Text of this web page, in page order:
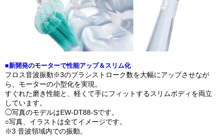
■新開発のモーターで性能アップ＆スリム化
フロス音波振動※3のブラシストローク数を大幅にアップさせなが
ら、モーターの小型化を実現。
すぐれた磨き性能と、軽くて手にフィットするスリムボディを両立
しています。
◯写真のモデルはEW-DT88-Sです。
○写真、イラストは全てイメージです。
※3 音波領域内での振動。